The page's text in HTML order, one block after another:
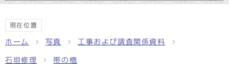
現在位置
ホーム 写真 工事および調査関係資料
石垣修理 帯の櫓